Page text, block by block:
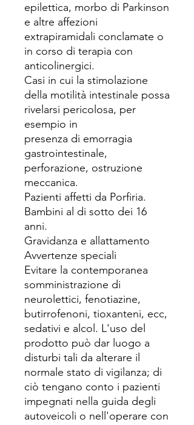
epilettica, morbo di Parkinson
e altre affezioni
extrapiramidali conclamate o
in corso di terapia con
anticolinergici.
Casi in cui la stimolazione
della motilità intestinale possa
rivelarsi pericolosa, per
esempio in
presenza di emorragia
gastrointestinale,
perforazione, ostruzione
meccanica.
Pazienti affetti da Porfiria.
Bambini al di sotto dei 16
anni.
Gravidanza e allattamento
Avvertenze speciali
Evitare la contemporanea
somministrazione di
neurolettici, fenotiazine,
butirrofenoni, tioxanteni, ecc,
sedativi e alcol. L'uso del
prodotto può dar luogo a
disturbi tali da alterare il
normale stato di vigilanza; di
ciò tengano conto i pazienti
impegnati nella guida degli
autoveicoli o nell'operare con